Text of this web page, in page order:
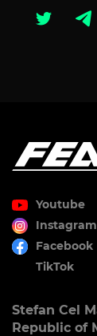
Youtube
Instagram
Facebook
TikTok
Stefan Cel
Republic of